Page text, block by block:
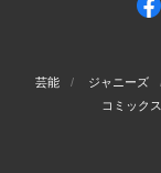
芸能 ジャニーズ
コミックス